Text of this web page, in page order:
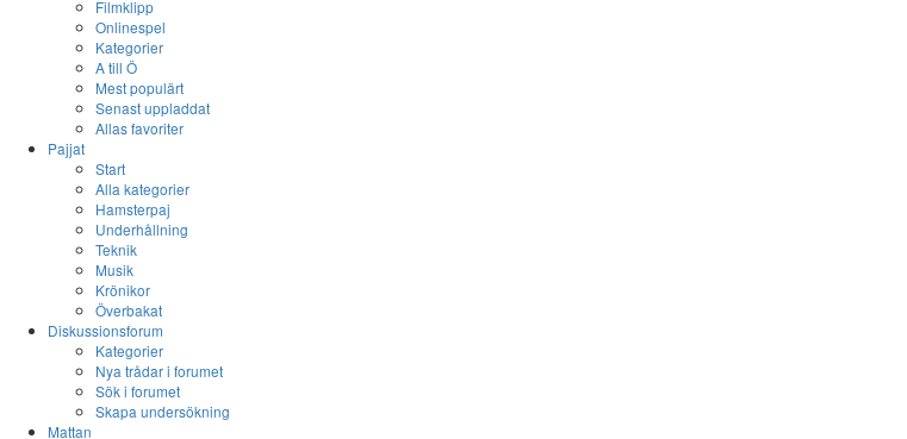
Filmklipp
Onlinespel
Kategorier
A till Ö
Mest populärt
Senast uppladdat
Allas favoriter
Pajjat
Start
Alla kategorier
Hamsterpaj
Underhållning
Teknik
Musik
Krönikor
Överbakat
Diskussionsforum
Kategorier
Nya trådar i forumet
Sök i forumet
Skapa undersökning
Mattan